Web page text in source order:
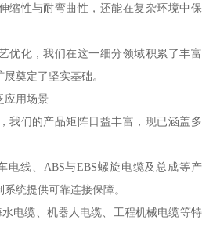
缩性与耐弯曲性，还能在复杂环境中保
优化，我们在这一细分领域积累了丰富
奠定了坚实基础。
应用场景
我们的产品矩阵日益丰富，现已涵盖多
电线、ABS与EBS螺旋电缆及总成等产
统提供可靠连接保障。
电缆、机器人电缆、工程机械电缆等特